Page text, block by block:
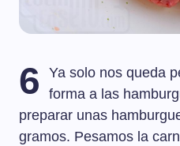
6
Ya solo nos queda
forma a las
preparar unas
gramos. Pesamos la